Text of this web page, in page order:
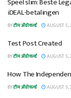
iDEAL-betalingen
BYटीम ॲग्रोवर्ल्ड AUGUST 5,
Test Post Created
BYटीम ॲग्रोवर्ल्ड AUGUST 5,
How The
BYटीम ॲग्रोवर्ल्ड AUGUST 5,